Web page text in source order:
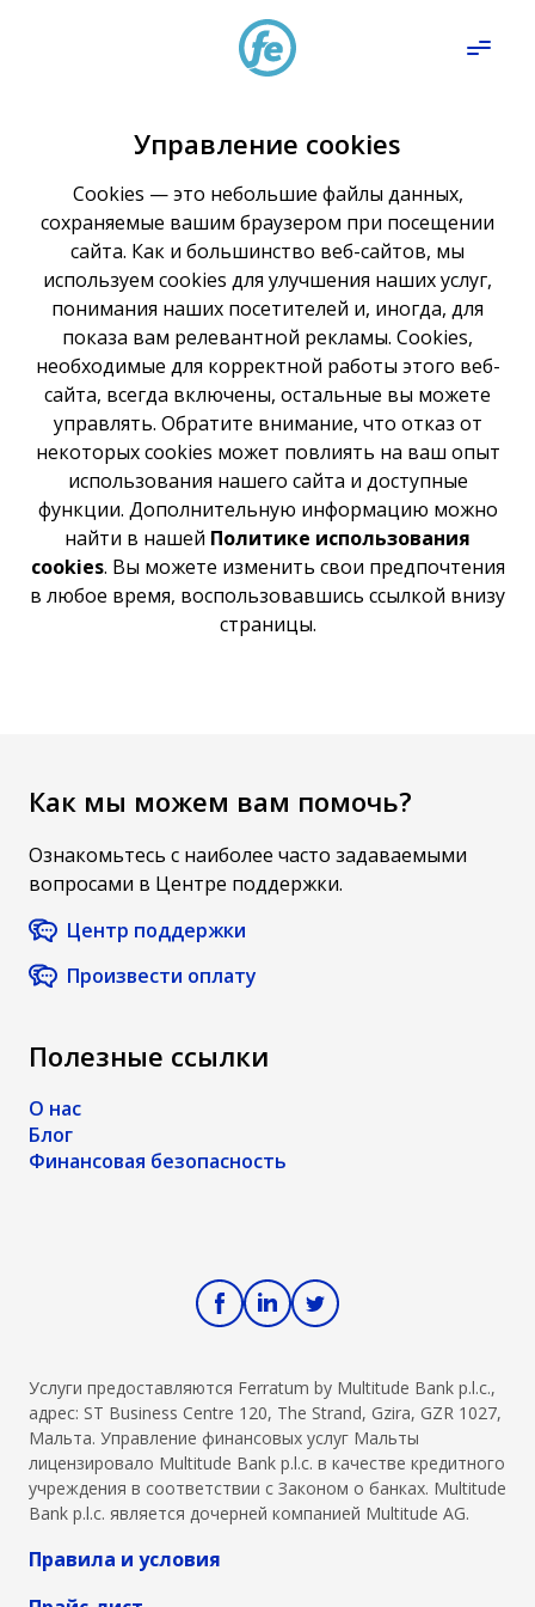
Управление cookies
Cookies — это небольшие файлы данных,
сохраняемые вашим браузером при посещении
сайта. Как и большинство веб-сайтов, мы
используем cookies для улучшения наших услуг,
понимания наших посетителей и, иногда, для
показа вам релевантной рекламы. Cookies,
необходимые для корректной работы этого веб-
сайта, всегда включены, остальные вы можете
управлять. Обратите внимание, что отказ от
некоторых cookies может повлиять на ваш опыт
использования нашего сайта и доступные
функции. Дополнительную информацию можно
найти в нашей Политике использования
cookies. Вы можете изменить свои предпочтения
в любое время, воспользовавшись ссылкой внизу
страницы.
Как мы можем вам помочь?
Ознакомьтесь с наиболее часто задаваемыми
вопросами в Центре поддержки.
Центр поддержки
Произвести оплату
Полезные ссылки
О нас
Блог
Финансовая безопасность
Услуги предоставляются Ferratum by Multitude Bank p.l.c.,
адрес: ST Business Centre 120, The Strand, Gzira, GZR 1027,
Мальта. Управление финансовых услуг Мальты
лицензировало Multitude Bank p.l.c. в качестве кредитного
учреждения в соответствии с Законом о банках. Multitude
Bank p.l.c. является дочерней компанией Multitude AG.
Правила и условия